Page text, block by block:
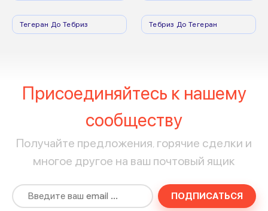
Тегеран До Тебриз Тебриз До Тегеран
Присоединяйтесь к нашему
сообществу
Получайте предложения, горячие сделки и
многое другое на ваш почтовый ящик
ПОДПИСАТЬСЯ